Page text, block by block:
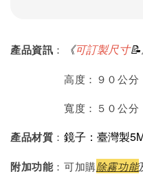
產品資訊 ： 《可訂製尺寸📝
高度：９０公分
寬度：５０公分
產品材質 ：鏡子：臺灣製
附加功能：可加購除霧功能